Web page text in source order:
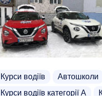
Курси водіїв Автошколи
Курси водіїв категорії А